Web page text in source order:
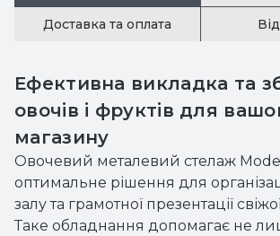
Доставка та оплата
Ефективна викладка та
овочів і фруктів для
магазину
Овочевий металевий стелаж
оптимальне рішення для
залу та грамотної презентації
Таке обладнання допомагає не